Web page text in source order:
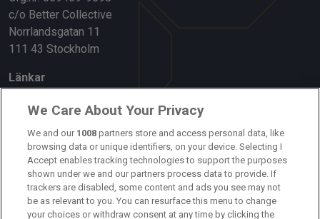
c/o Better Collective
Norrlandsgatan 11
111 43 Stockholm
Länkar
Om oss
Kontakta oss
Kundtjänst
Sponsor: Rekatochklart
We Care About Your Privacy
We and our 1008 partners store and access personal data, like
browsing data or unique identifiers, on your device. Selecting I
Accept enables tracking technologies to support the purposes
shown under we and our partners process data to provide. If
trackers are disabled, some content and ads you see may not
be as relevant to you. You can resurface this menu to change
your choices or withdraw consent at any time by clicking the